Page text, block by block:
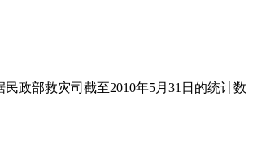
政部救灾司截至2010年5月31日的统计数